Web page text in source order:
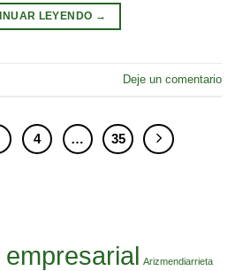
LEYENDO →
Deje un comentario
4 … 35
Arizmendiarrieta